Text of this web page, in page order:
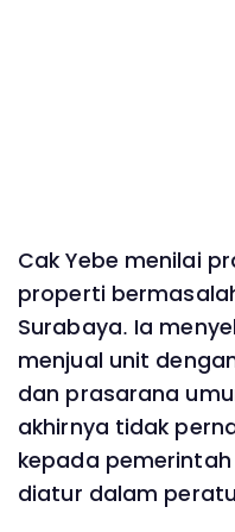
‎Cak Yebe menilai
properti
Surabaya. Ia
menjual unit
dan prasarana
akhirnya tidak
kepada
diatur dalam